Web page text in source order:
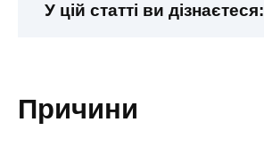
У цій статті ви дізнаєтеся:
причини